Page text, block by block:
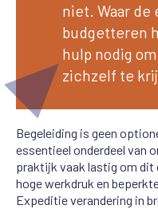
niet. Waar de
budgetteren
hulp nodig
zichzelf te
Begeleiding is geen
essentieel onderdeel van
praktijk vaak lastig om dit
hoge werkdruk en
Expeditie verandering in